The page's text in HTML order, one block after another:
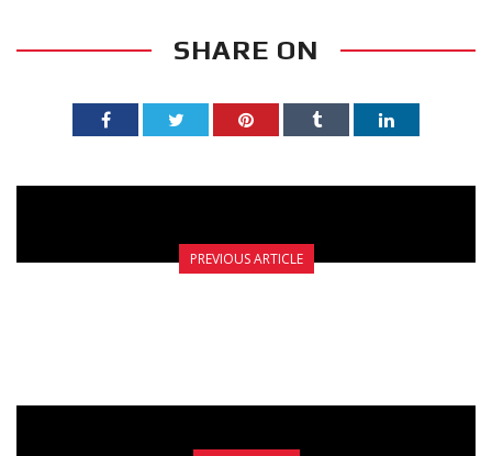
SHARE ON
PREVIOUS ARTICLE